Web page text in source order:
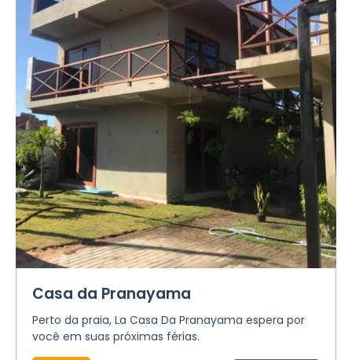
Casa da Pranayama
Perto da praia, La Casa Da Pranayama espera por
você em suas próximas férias.